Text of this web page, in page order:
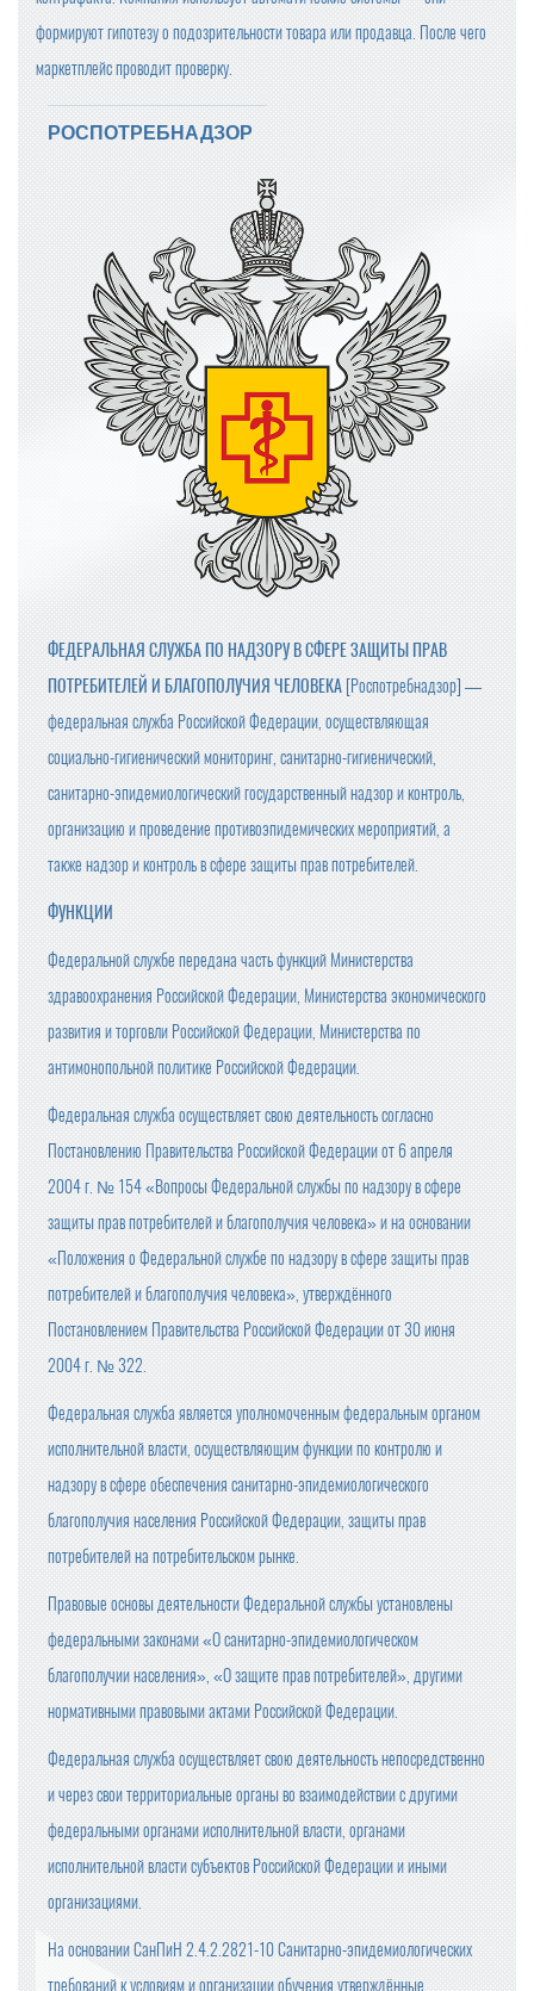
формируют гипотезу о подозрительности товара или продавца. После чего
маркетплейс проводит проверку.
РОСПОТРЕБНАДЗОР
ФЕДЕРАЛЬНАЯ СЛУЖБА ПО НАДЗОРУ В СФЕРЕ ЗАЩИТЫ ПРАВ
ПОТРЕБИТЕЛЕЙ И БЛАГОПОЛУЧИЯ ЧЕЛОВЕКА [Роспотребнадзор] —
федеральная служба Российской Федерации, осуществляющая
социально-гигиенический мониторинг, санитарно-гигиенический,
санитарно-эпидемиологический государственный надзор и контроль,
организацию и проведение противоэпидемических мероприятий, а
также надзор и контроль в сфере защиты прав потребителей.
ФУНКЦИИ
Федеральной службе передана часть функций Министерства
здравоохранения Российской Федерации, Министерства экономического
развития и торговли Российской Федерации, Министерства по
антимонопольной политике Российской Федерации.
Федеральная служба осуществляет свою деятельность согласно
Постановлению Правительства Российской Федерации от 6 апреля
2004 г. № 154 «Вопросы Федеральной службы по надзору в сфере
защиты прав потребителей и благополучия человека» и на основании
«Положения о Федеральной службе по надзору в сфере защиты прав
потребителей и благополучия человека», утверждённого
Постановлением Правительства Российской Федерации от 30 июня
2004 г. № 322.
Федеральная служба является уполномоченным федеральным органом
исполнительной власти, осуществляющим функции по контролю и
надзору в сфере обеспечения санитарно-эпидемиологического
благополучия населения Российской Федерации, защиты прав
потребителей на потребительском рынке.
Правовые основы деятельности Федеральной службы установлены
федеральными законами «О санитарно-эпидемиологическом
благополучии населения», «О защите прав потребителей», другими
нормативными правовыми актами Российской Федерации.
Федеральная служба осуществляет свою деятельность непосредственно
и через свои территориальные органы во взаимодействии с другими
федеральными органами исполнительной власти, органами
исполнительной власти субъектов Российской Федерации и иными
организациями.
На основании СанПиН 2.4.2.2821-10 Санитарно-эпидемиологических
требований к условиям и организации обучения утверждённые